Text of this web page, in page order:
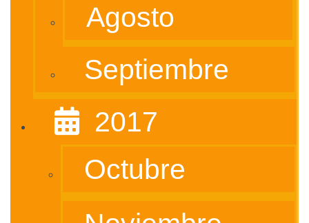
Agosto
Septiembre
‎ ‎ 2017
Octubre